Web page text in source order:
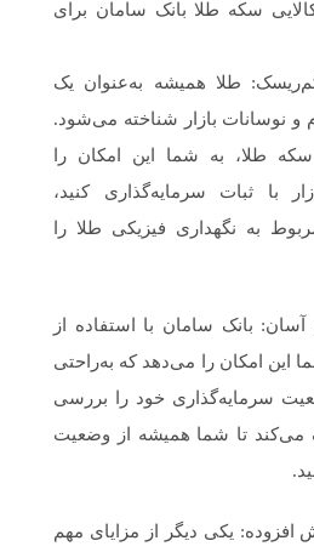
سکه طلا بانک سامان برای
طلا همیشه به‌عنوان یک
و نوسانات بازار شناخته می‌شود.
طلا، به شما این امکان را
با ثبات سرمایه‌گذاری کنید،
به نگهداری فیزیکی طلا را
بانک سامان با استفاده از
این امکان را می‌دهد که به‌راحتی
سرمایه‌گذاری خود را بررسی
می‌کند تا شما همیشه از وضعیت
افزوده: یکی دیگر از مزایای مهم